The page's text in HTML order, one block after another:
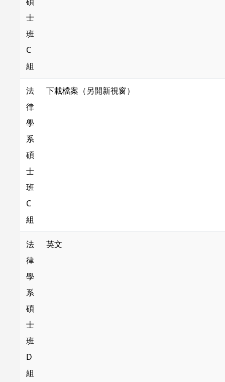
士
班
C
組
法
律
學
系
碩
士
班
C
組
下載檔案（另開新視窗）
法
律
學
系
碩
士
班
D
組
英文